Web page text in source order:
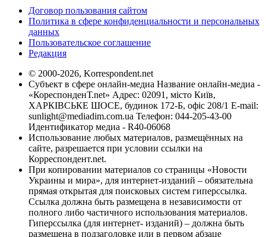
Договор пользования сайтом
Политика в сфере конфиденциальности и персональных
данных
Пользовательское соглашение
Редакция
© 2000-2026, Korrespondent.net
Субъект в сфере онлайн-медиа Название онлайн-медиа -
«КореспонденТ.net» Адрес: 02091, місто Київ,
ХАРКІВСЬКЕ ШОСЕ, будинок 172-Б, офіс 208/1 E-mail:
sunlight@mediadim.com.ua Телефон: 044-205-43-00
Идентификатор медиа - R40-06068
Использование любых материалов, размещённых на
сайте, разрешается при условии ссылки на
Корреспондент.net.
При копировании материалов со страницы «Новости
Украины и мира», для интернет-изданий – обязательна
прямая открытая для поисковых систем гиперссылка.
Ссылка должна быть размещена в независимости от
полного либо частичного использования материалов.
Гиперссылка (для интернет- изданий) – должна быть
размещена в подзаголовке или в первом абзаце